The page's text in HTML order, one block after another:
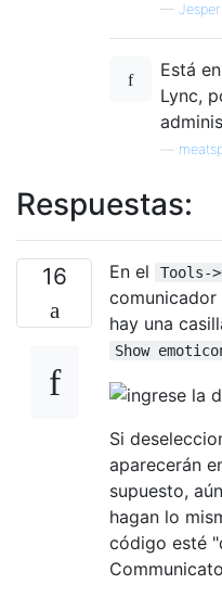
—
Está
Lync,
Respuestas:
16 En el Tools-
comunicador
hay una
Show
Si
aparecerán
supuesto,
hagan lo
código esté